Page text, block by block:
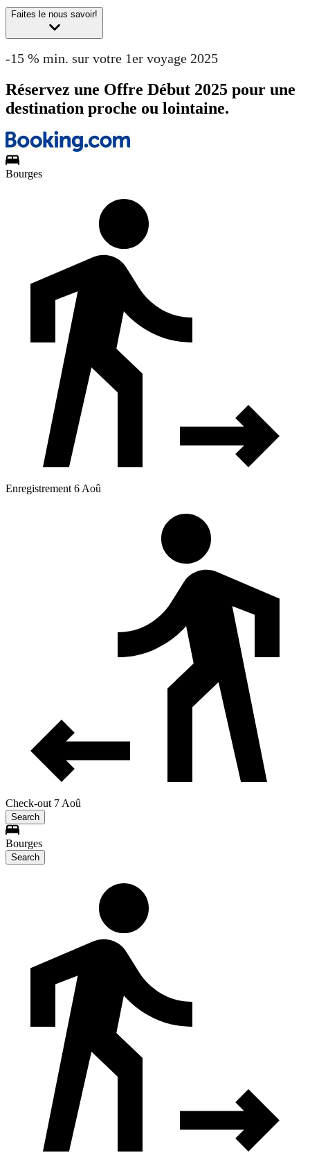
Faites le nous savoir!
-15 % min. sur votre 1er voyage 2025
Réservez une Offre Début 2025 pour une
destination proche ou lointaine.
Bourges
Enregistrement 6 Aoû
Check-out 7 Aoû
Search
Bourges
Search